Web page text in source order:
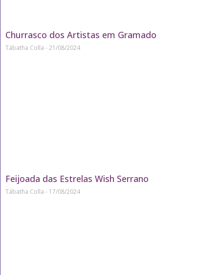
Churrasco dos Artistas em Gramado
Tábatha Colla 21/08/2024
Feijoada das Estrelas Wish Serrano
Tábatha Colla 17/08/2024